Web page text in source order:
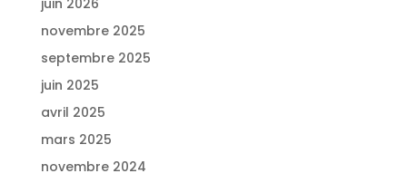
juin 2026
novembre 2025
septembre 2025
juin 2025
avril 2025
mars 2025
novembre 2024